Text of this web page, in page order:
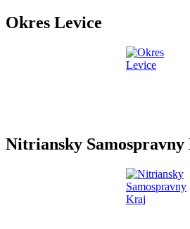
Okres Levice
Nitriansky